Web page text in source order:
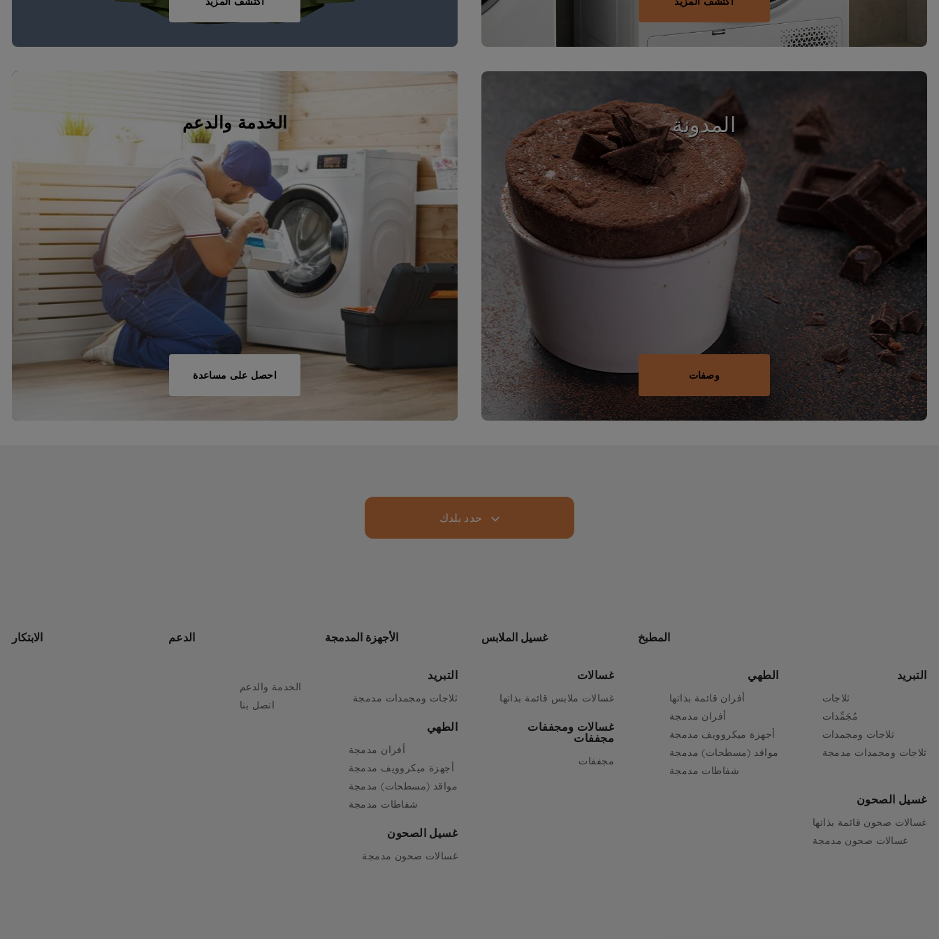
المدونة
وصفات
الخدمة والدعم
احصل على مساعدة
حدد بلدك
المطبخ
التبريد
ثلاجات
مُجَمِّدات
ثلاجات ومجمدات
ثلاجات ومجمدات مدمجة
الطهي
أفران قائمة بذاتها
أفران مدمجة
أجهزة ميكروويف مدمجة
مواقد (مسطحات) مدمجة
شفاطات مدمجة
غسيل الصحون
غسالات صحون قائمة بذاتها
غسالات صحون مدمجة
غسيل الملابس
غسالات
غسالات ملابس قائمة بذاتها
غسالات ومجففات
مجففات
مجففات
الأجهزة المدمجة
التبريد
ثلاجات ومجمدات مدمجة
الطهي
أفران مدمجة
أجهزة ميكروويف مدمجة
مواقد (مسطحات) مدمجة
شفاطات مدمجة
غسيل الصحون
غسالات صحون مدمجة
الدعم
الخدمة والدعم
اتصل بنا
الابتكار